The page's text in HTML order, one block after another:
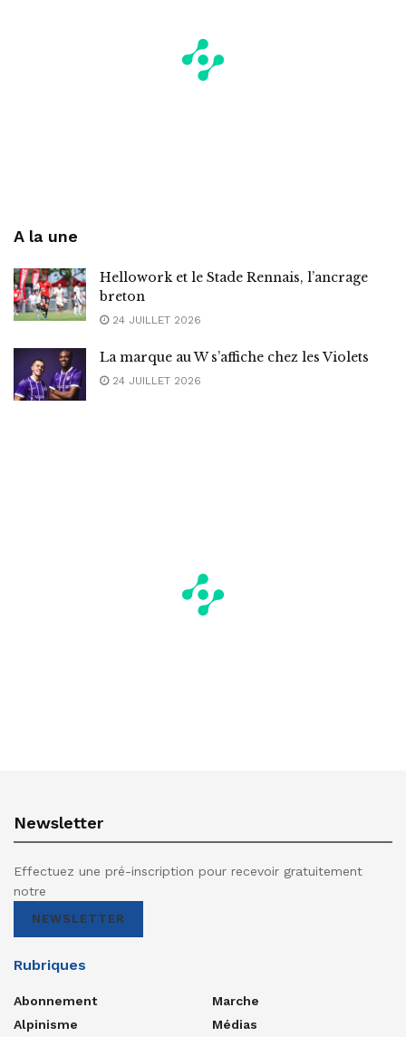
A la une
Hellowork et le Stade Rennais, l’ancrage
breton
24 JUILLET 2026
La marque au W s’affiche chez les Violets
24 JUILLET 2026
Newsletter
Effectuez une pré-inscription pour recevoir gratuitement
notre
NEWSLETTER
Rubriques
Abonnement
Alpinisme
Marche
Médias